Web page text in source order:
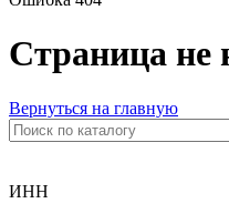
Страница не
Вернуться на главную
ИНН